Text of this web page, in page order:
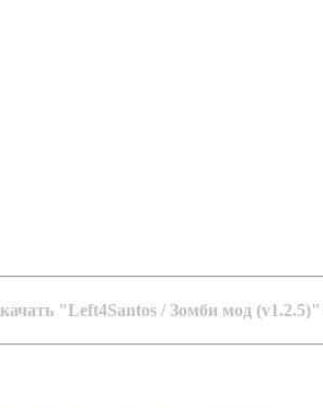
"Left4Santos / Зомби мод